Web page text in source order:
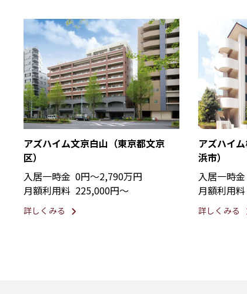
アズハイム文京白山（東京都文京
区）
入居一時金 0円〜2,790万円
月額利用料 225,000円〜
詳しくみる
アズハイ
浜市）
入居一時金
月額利用料
詳しくみる